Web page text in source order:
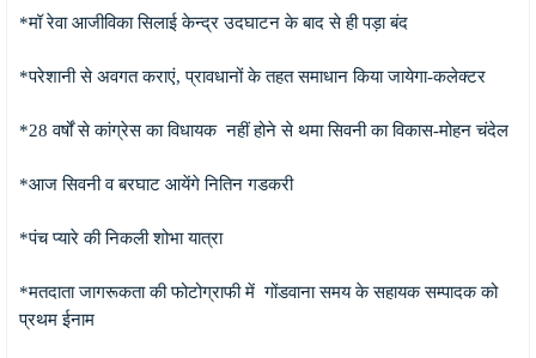
*मॉ रेवा आजीविका सिलाई केन्द्र उदघाटन के बाद से ही पड़ा बंद
*परेशानी से अवगत कराएं, प्रावधानों के तहत समाधान किया जायेगा-कलेक्टर
*28 वर्षों से कांग्रेस का विधायक नहीं होने से थमा सिवनी का विकास-मोहन चंदेल
*आज सिवनी व बरघाट आयेंगे नितिन गडकरी
*पंच प्यारे की निकली शोभा यात्रा
*मतदाता जागरूकता की फोटोग्राफी में गोंडवाना समय के सहायक सम्पादक को
प्रथम ईनाम